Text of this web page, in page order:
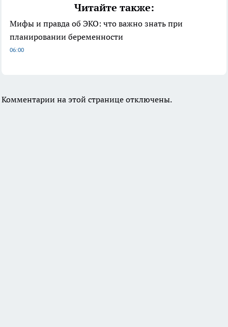
Читайте также:
Мифы и правда об ЭКО: что важно знать при
планировании беременности
06:00
Комментарии на этой странице отключены.